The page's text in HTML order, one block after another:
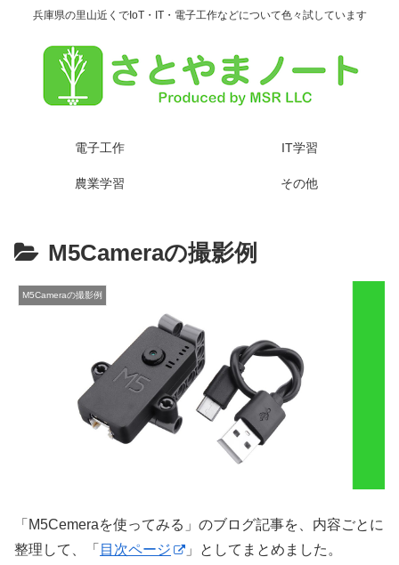
兵庫県の里山近くでIoT・IT・電子工作などについて色々試しています
電子工作 IT学習
農業学習 その他
M5Cameraの撮影例
M5Cameraの撮影例
「M5Cemeraを使ってみる」のブログ記事を、内容ごとに
整理して、「 目次ページ
」としてまとめました。